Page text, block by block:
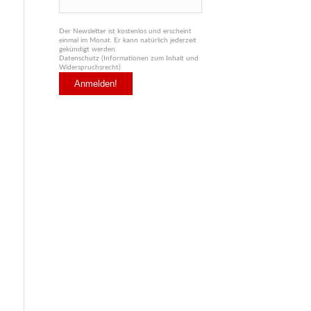
Der Newsletter ist kostenlos und erscheint
einmal im Monat. Er kann natürlich jederzeit
gekündigt werden.
Datenschutz (Informationen zum Inhalt und
Widerspruchsrecht)